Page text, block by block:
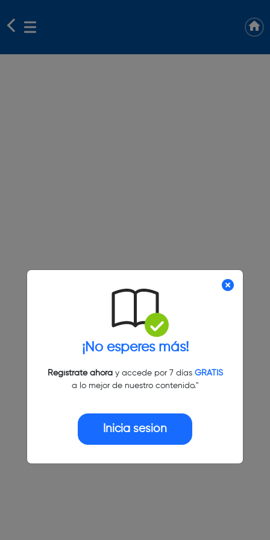
¡No esperes más!
Regístrate ahoray accede por 7 días GRATIS
a lo mejor de nuestro contenido."
Inicia sesión